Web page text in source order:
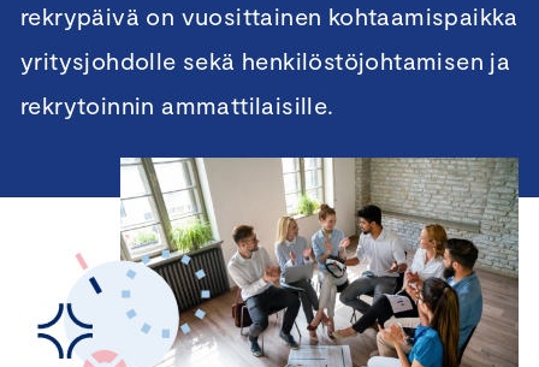
rekrypäivä on vuosittainen kohtaamispaikka
yritysjohdolle sekä henkilöstöjohtamisen ja
rekrytoinnin ammattilaisille.